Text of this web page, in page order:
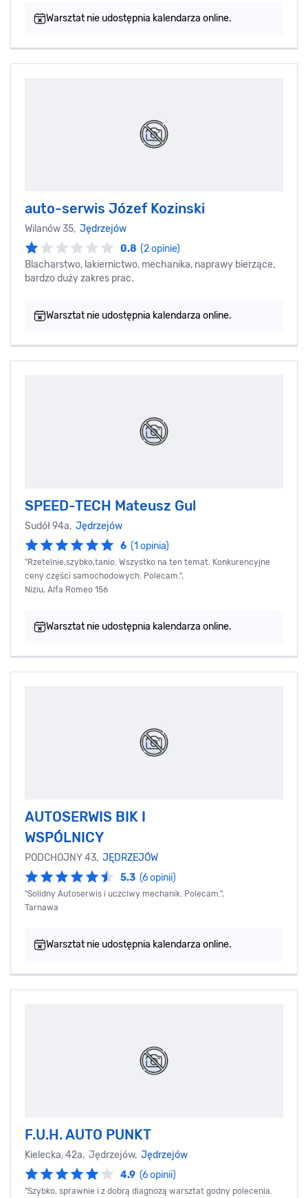
Warsztat nie udostępnia kalendarza online.
auto-serwis Józef Kozinski
Wilanów 35, Jędrzejów
0.8 (2 opinie)
Blacharstwo, lakiernictwo, mechanika, naprawy bierzące,
bardzo duży zakres prac.
Warsztat nie udostępnia kalendarza online.
SPEED-TECH Mateusz Gul
Sudół 94a, Jędrzejów
6 (1 opinia)
"Rzetelnie,szybko,tanio. Wszystko na ten temat. Konkurencyjne
ceny części samochodowych. Polecam.",
Niziu, Alfa Romeo 156
Warsztat nie udostępnia kalendarza online.
AUTOSERWIS BIK I
WSPÓLNICY
PODCHOJNY 43, JĘDRZEJÓW
5.3 (6 opinii)
"Solidny Autoserwis i uczciwy mechanik. Polecam.",
Tarnawa
Warsztat nie udostępnia kalendarza online.
F.U.H. AUTO PUNKT
Kielecka, 42a, Jędrzejów, Jędrzejów
4.9 (6 opinii)
"Szybko, sprawnie i z dobrą diagnozą warsztat godny polecenia.